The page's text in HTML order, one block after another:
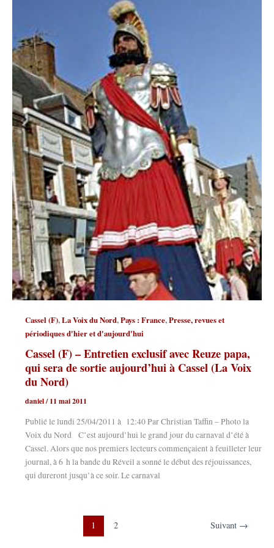
Cassel (F),La Voix du Nord,Pays : France,Presse, revues et
périodiques d'hier et d'aujourd'hui
Cassel (F) – Entretien exclusif avec Reuze papa,
qui sera de sortie aujourd’hui à Cassel (La Voix
du Nord)
daniel/11 mai 2011
Publié le lundi 25/04/2011 à 12:40 Par Christian Taffin – Photo la
Voix du Nord C’est aujourd’hui le grand jour du carnaval d’été à
Cassel. Alors que nos premiers lecteurs commençaient à feuilleter leur
journal, à 6 h la bande du Réveil a sonné le début des réjouissances,
qui dureront jusqu’à ce soir. Le carnaval
1 2 Suivant →